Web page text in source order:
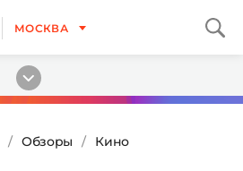
МОСКВА
Обзоры Кино